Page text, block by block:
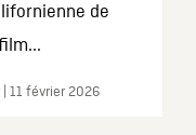
de
11 février 2026